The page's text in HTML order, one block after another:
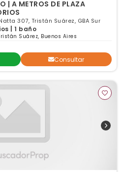
| A METROS DE PLAZA
307, Tristán Suárez, GBA Sur
| 1 baño
Suárez, Buenos Aires
Consultar